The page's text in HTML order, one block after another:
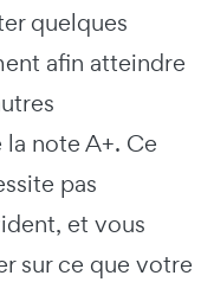
quelques
afin atteindre
note A+. Ce
pas
et vous
sur ce que votre